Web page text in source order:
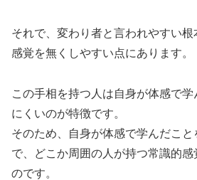
それで、変わり者と言われやすい
感覚を無くしやすい点にあります。
この手相を持つ人は自身が体感で
にくいのが特徴です。
そのため、自身が体感で学んだこ
で、どこか周囲の人が持つ常識的
のです。